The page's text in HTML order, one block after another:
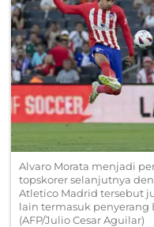
Alvaro Morata menjadi
topskorer selanjutnya
Atletico Madrid tersebut
lain termasuk penyerang
(AFP/Julio Cesar Aguilar)